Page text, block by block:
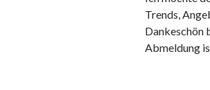
Trends,
Dankeschön
Abmeldung